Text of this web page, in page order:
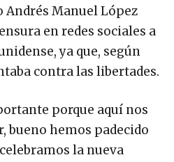
Manuel López
en redes sociales a
ya que, según
contra las libertades.
porque aquí nos
bueno hemos padecido
la nueva